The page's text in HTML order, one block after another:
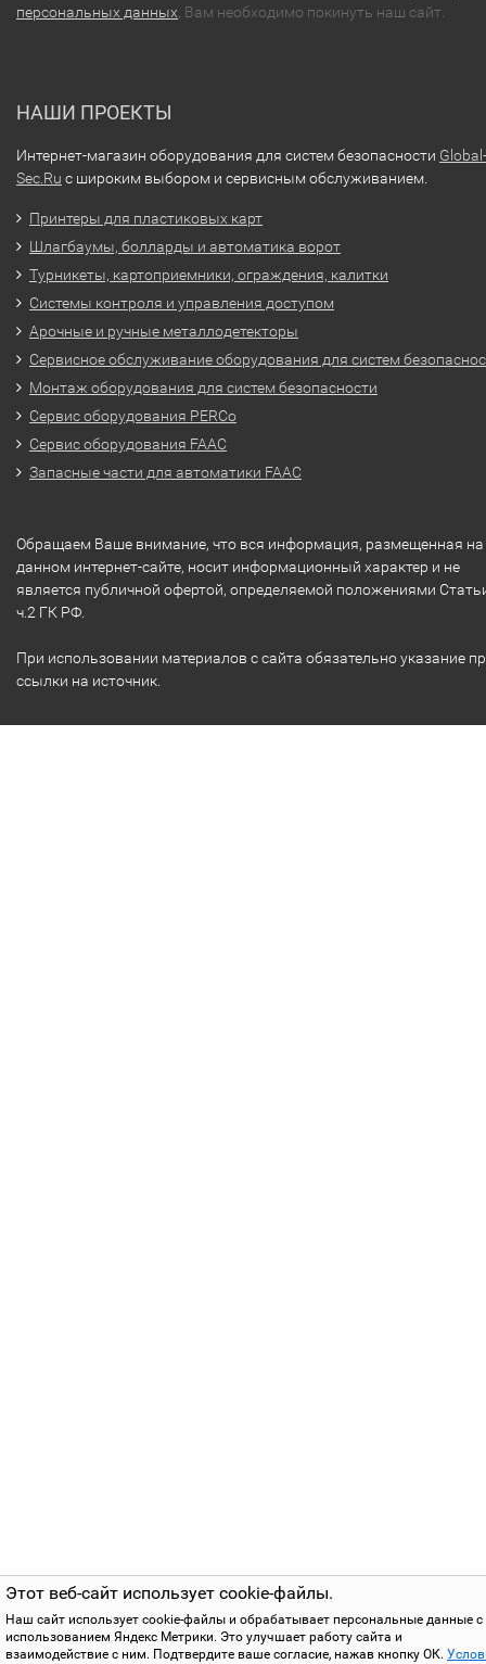
Этот веб-сайт использует cookie-файлы.
Наш сайт использует cookie-файлы и обрабатывает персональные данные с
использованием Яндекс Метрики. Это улучшает работу сайта и
взаимодействие с ним. Подтвердите ваше согласие, нажав кнопку ОК.
персональных данных, Вам необходимо покинуть наш сайт.
НАШИ ПРОЕКТЫ
Интернет-магазин оборудования для систем безопасности Global-
Sec.Ru с широким выбором и сервисным обслуживанием.
Принтеры для пластиковых карт
Шлагбаумы, болларды и автоматика ворот
Турникеты, картоприемники, ограждения, калитки
Системы контроля и управления доступом
Арочные и ручные металлодетекторы
Сервисное обслуживание оборудования для систем
Монтаж оборудования для систем безопасности
Сервис оборудования PERCo
Сервис оборудования FAAC
Запасные части для автоматики FAAC
Обращаем Ваше внимание, что вся информация, размещенная на
данном интернет-сайте, носит информационный характер и не
является публичной офертой, определяемой положениями
ч.2 ГК РФ.
При использовании материалов с сайта обязательно указание
ссылки на источник.